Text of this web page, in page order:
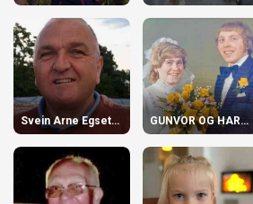
Svein Arne Egseth, 70 år GUNVOR OG HARALD